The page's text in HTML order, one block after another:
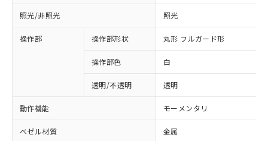
照光/非照光 照光
操作部 操作部形状 丸形 フルガード形
操作部色 白
透明/不透明 透明
動作機能 モーメンタリ
ベゼル材質 金属